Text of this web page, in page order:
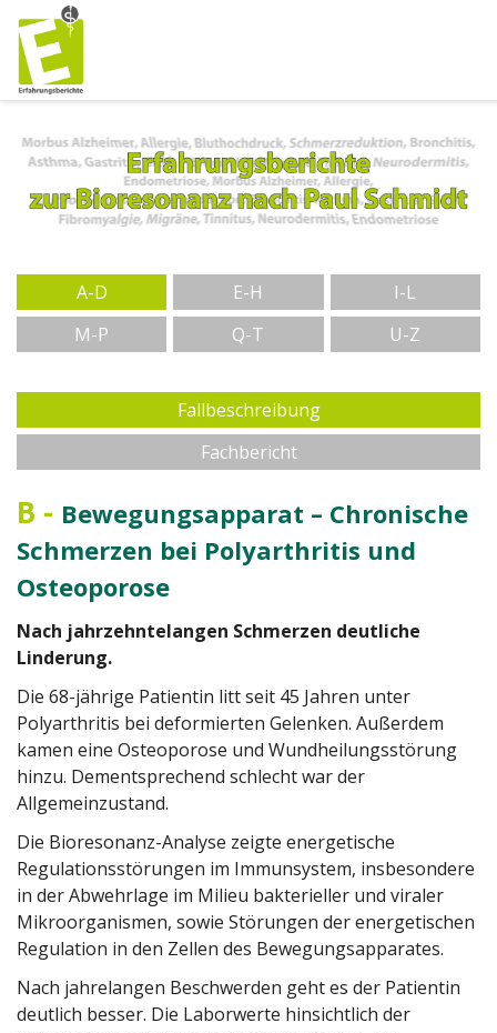
A-D E-H
I-L
M-P
Q-T U-Z
Fallbeschreibung
Fachbericht
B - Bewegungsapparat – Chronische
Schmerzen bei Polyarthritis und
Osteoporose
Nach jahrzehntelangen Schmerzen deutliche
Linderung.
Die 68-jährige Patientin litt seit 45 Jahren unter
Polyarthritis bei deformierten Gelenken. Außerdem
kamen eine Osteoporose und Wundheilungsstörung
hinzu. Dementsprechend schlecht war der
Allgemeinzustand.
Die Bioresonanz-Analyse zeigte energetische
Regulationsstörungen im Immunsystem, insbesondere
in der Abwehrlage im Milieu bakterieller und viraler
Mikroorganismen, sowie Störungen der energetischen
Regulation in den Zellen des Bewegungsapparates.
Nach jahrelangen Beschwerden geht es der Patientin
deutlich besser. Die Laborwerte hinsichtlich der